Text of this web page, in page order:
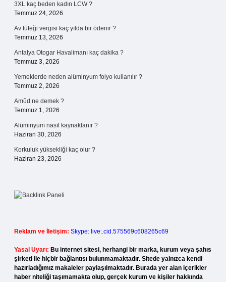
3XL kaç beden kadın LCW ?
Temmuz 24, 2026
Av tüfeği vergisi kaç yılda bir ödenir ?
Temmuz 13, 2026
Antalya Otogar Havalimanı kaç dakika ?
Temmuz 3, 2026
Yemeklerde neden alüminyum folyo kullanılır ?
Temmuz 2, 2026
Amûd ne demek ?
Temmuz 1, 2026
Alüminyum nasıl kaynaklanır ?
Haziran 30, 2026
Korkuluk yüksekliği kaç olur ?
Haziran 23, 2026
Reklam ve İletişim: Skype: live:.cid.575569c608265c69
Yasal Uyarı: Bu internet sitesi, herhangi bir marka, kurum veya şahıs
şirketi ile hiçbir bağlantısı bulunmamaktadır. Sitede yalnızca kendi
hazırladığımız makaleler paylaşılmaktadır. Burada yer alan içerikler
haber niteliği taşımamakta olup, gerçek kurum ve kişiler hakkında